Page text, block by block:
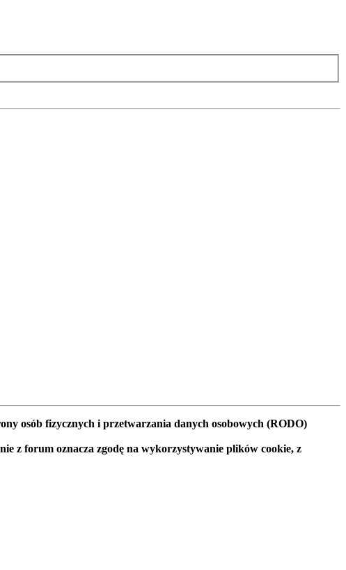
osób fizycznych i przetwarzania danych osobowych (RODO)
z forum oznacza zgodę na wykorzystywanie plików cookie, z